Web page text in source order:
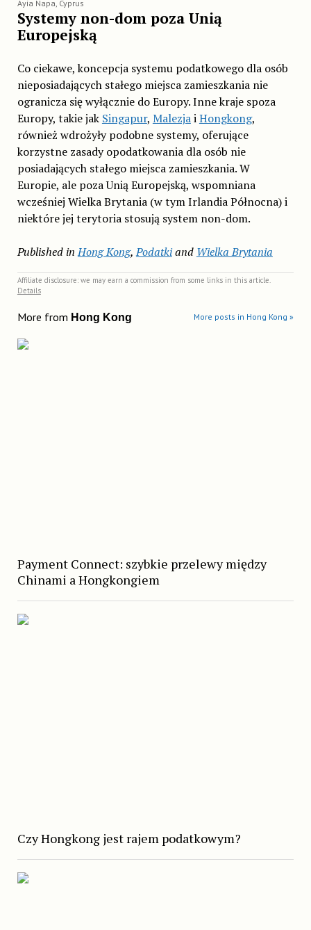
Ayia Napa, Cyprus
Systemy non-dom poza Unią
Europejską
Co ciekawe, koncepcja systemu podatkowego dla osób
nieposiadających stałego miejsca zamieszkania nie
ogranicza się wyłącznie do Europy. Inne kraje spoza
Europy, takie jak Singapur, MalezjaiHongkong,
również wdrożyły podobne systemy, oferujące
korzystne zasady opodatkowania dla osób nie
posiadających stałego miejsca zamieszkania. W
Europie, ale poza Unią Europejską, wspomniana
wcześniej Wielka Brytania (w tym Irlandia Północna) i
niektóre jej terytoria stosują system non-dom.
Published in Hong Kong,Podatkiand Wielka Brytania
Affiliate disclosure: we may earn a commission from some links in this article.
Details
More from Hong Kong More posts in Hong Kong »
Payment Connect: szybkie przelewy między
Chinami a Hongkongiem
Czy Hongkong jest rajem podatkowym?